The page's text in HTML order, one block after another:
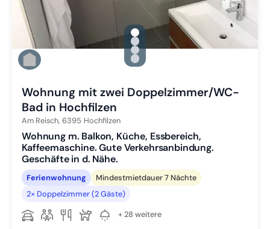
gallery.slide_selector
Zu Slide 1 wechseln
Zu Slide 2 wechseln
Zu Slide 3 wechseln
Zu Slide 4 wechseln
Wohnung mit zwei Doppelzimmer/WC-
Bad in Hochfilzen
Am Reisch, 6395 Hochfilzen
Wohnung m. Balkon, Küche, Essbereich,
Kaffeemaschine. Gute Verkehrsanbindung.
Geschäfte in d. Nähe.
Ferienwohnung
Mindestmietdauer 7 Nächte
2× Doppelzimmer (2 Gäste)
+ 28 weitere